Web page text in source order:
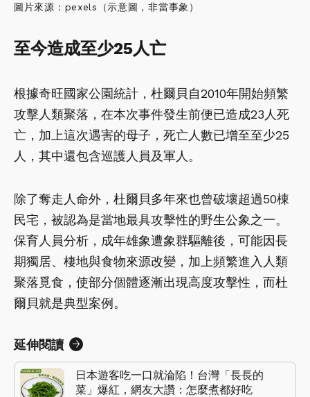
圖片來源：pexels（示意圖，非當事象）
至今造成至少25人亡
根據奇旺國家公園統計，杜爾貝自2010年開始頻繁
攻擊人類聚落，在本次事件發生前便已造成23人死
亡，加上這次遇害的母子，死亡人數已增至至少25
人，其中還包含巡護人員及軍人。
除了奪走人命外，杜爾貝多年來也曾破壞超過50棟
民宅，被認為是當地最具攻擊性的野生公象之一。
保育人員分析，成年雄象遭象群驅離後，可能因長
期獨居、棲地與食物來源改變，加上頻繁進入人類
聚落覓食，使部分個體逐漸出現高度攻擊性，而杜
爾貝就是典型案例。
延伸閱讀
日本遊客吃一口就淪陷！台灣「長長的
菜」爆紅，網友大讚：怎麼煮都好吃